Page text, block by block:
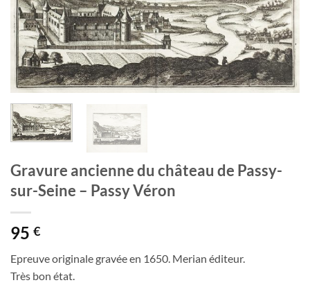
Gravure ancienne du château de Passy-
sur-Seine – Passy Véron
95 €
Epreuve originale gravée en 1650. Merian éditeur.
Très bon état.